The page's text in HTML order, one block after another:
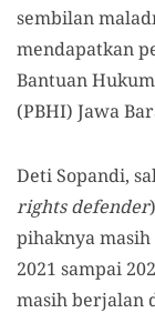
sembilan
mendapatkan
Bantuan
(PBHI) Jawa
Deti Sopandi,
rights defender
pihaknya
2021 sampai
masih berjalan